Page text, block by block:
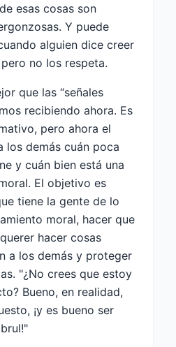
esas cosas son
Y puede
alguien dice creer
no los respeta.
que las “señales
recibiendo ahora. Es
pero ahora el
los demás cuán poca
y cuán bien está una
El objetivo es
tiene la gente de lo
moral, hacer que
hacer cosas
a los demás y proteger
"¿No crees que estoy
Bueno, en realidad,
¡y es bueno ser